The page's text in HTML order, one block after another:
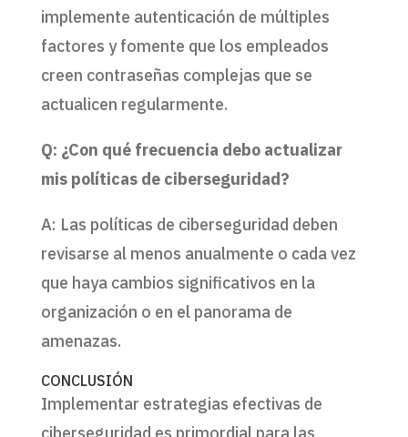
implemente autenticación de múltiples
factores y fomente que los empleados
creen contraseñas complejas que se
actualicen regularmente.
Q: ¿Con qué frecuencia debo actualizar
mis políticas de ciberseguridad?
A: Las políticas de ciberseguridad deben
revisarse al menos anualmente o cada vez
que haya cambios significativos en la
organización o en el panorama de
amenazas.
CONCLUSIÓN
Implementar estrategias efectivas de